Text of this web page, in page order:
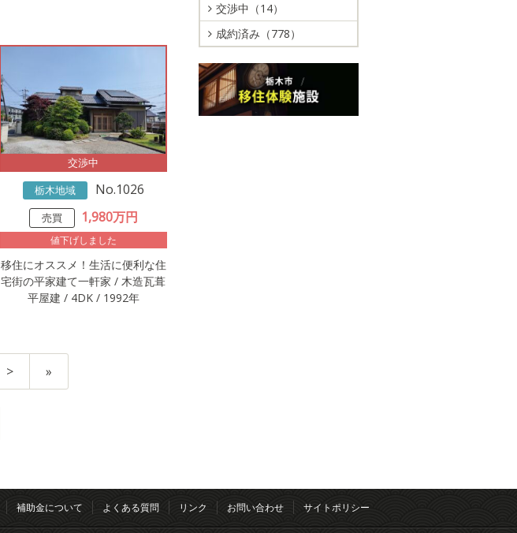
交渉中
栃木地域
No.1026
売買 1,980万円
値下げしました
移住にオススメ！生活に便利な住
宅街の平家建て一軒家 / 木造瓦葺
平屋建 / 4DK / 1992年
> »
交渉中（14）
成約済み（778）
補助金について よくある質問 リンク お問い合わせ サイトポリシー